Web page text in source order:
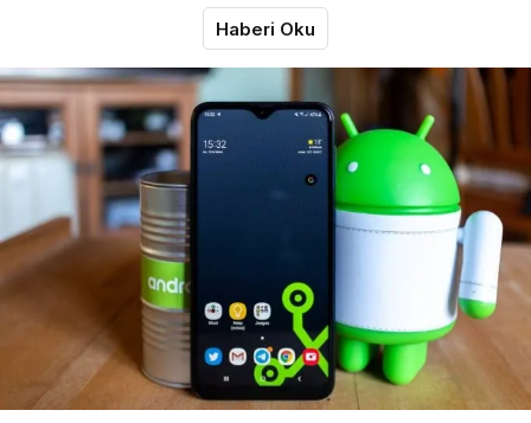
Haberi Oku